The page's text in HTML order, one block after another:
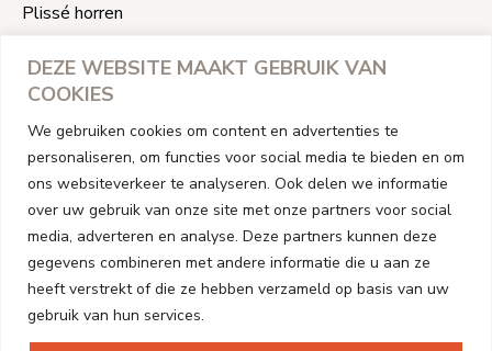
DEZE WEBSITE MAAKT GEBRUIK VAN
COOKIES
We gebruiken cookies om content en advertenties te
personaliseren, om functies voor social media te bieden en om
ons websiteverkeer te analyseren. Ook delen we informatie
over uw gebruik van onze site met onze partners voor social
media, adverteren en analyse. Deze partners kunnen deze
gegevens combineren met andere informatie die u aan ze
heeft verstrekt of die ze hebben verzameld op basis van uw
gebruik van hun services.
Plissé horren
Jaloezieën reparatie
CONTACT INFORMATIE
Address
Rode Kruislaan 142b 3740 Bilzen - Hoeselt België
Telefoon
+32494683343